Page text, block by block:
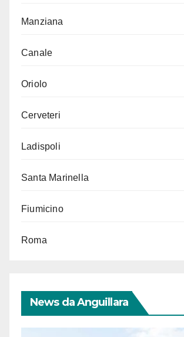
Manziana
Canale
Oriolo
Cerveteri
Ladispoli
Santa Marinella
Fiumicino
Roma
News da Anguillara